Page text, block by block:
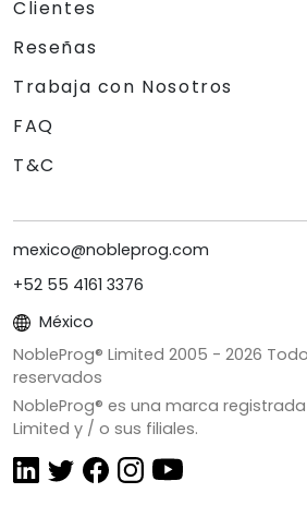
Clientes
Reseñas
Trabaja con Nosotros
FAQ
T&C
mexico@nobleprog.com
+52 55 4161 3376
México
NobleProg® Limited 2005 - 2026
reservados
NobleProg® es una marca
Limited y / o sus filiales.